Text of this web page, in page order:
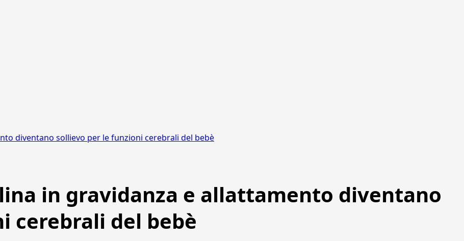
diventano sollievo per le funzioni cerebrali del bebè
in gravidanza e allattamento diventano
cerebrali del bebè